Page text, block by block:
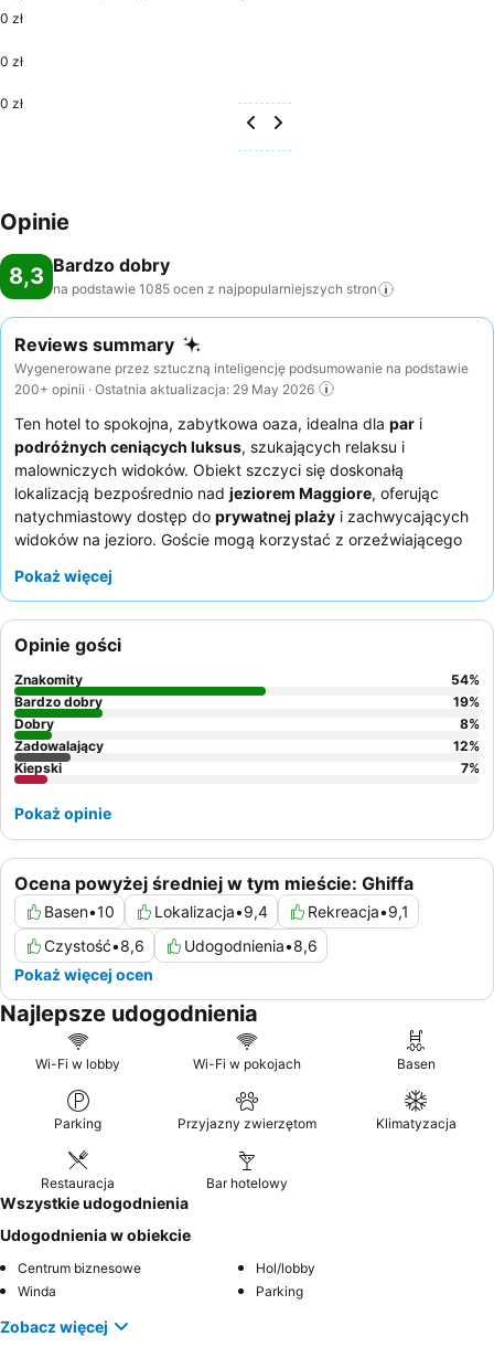
0 zł
0 zł
0 zł
Opinie
8,3 Bardzo dobry
na podstawie 1085 ocen z najpopularniejszych stron
Reviews summary
Wygenerowane przez sztuczną inteligencję podsumowanie na podstawie
200+ opinii · Ostatnia aktualizacja: 29 May 2026
Ten hotel to spokojna, zabytkowa oaza, idealna dla par i
podróżnych ceniących luksus, szukających relaksu i
malowniczych widoków. Obiekt szczyci się doskonałą
lokalizacją bezpośrednio nad jeziorem Maggiore, oferując
natychmiastowy dostęp do prywatnej plaży i zachwycających
widoków na jezioro. Goście mogą korzystać z orzeźwiającego
Personel jest konsekwentnie chwalony za swoją efektywność,
wyróżniane jako niesamowite i wysokiej jakości. Aby wzbogacić
swoje doświadczenie, warto rozważyć rezerwację
ze względu na przestronność i prywatny balkon, z których wiele
oferuje wspaniałe widoki na jezioro.
Pokaż więcej
Ocena powyżej średniej w tym mieście: Ghiffa
Basen•10 Lokalizacja•9,4 Rekreacja•9,1
Czystość•8,6 Udogodnienia•8,6
Pokaż więcej ocen
Opinie gości
Znakomity 54%
Bardzo dobry
19%
Dobry
8%
Zadowalający
12%
Kiepski
7%
Pokaż opinie
Najlepsze udogodnienia
Wi-Fi w lobby Wi-Fi w pokojach Basen
Parking Przyjazny zwierzętom Klimatyzacja
Restauracja Bar hotelowy
Wszystkie udogodnienia
Udogodnienia w obiekcie
Centrum biznesowe
Hol/lobby
Winda
Parking
Zobacz więcej